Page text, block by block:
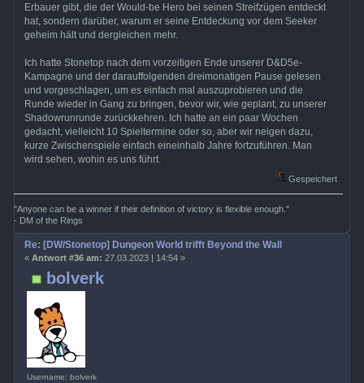
Erbauer gibt, die der Would-be Hero bei seinen Streifzügen entdeckt
hat, sondern darüber, warum er seine Entdeckung vor dem Seeker
geheim hält und dergleichen mehr.
Ich hatte Stonetop nach dem vorzeitigen Ende unserer D&D5e-
Kampagne und der darauffolgenden dreimonatigen Pause gelesen
und vorgeschlagen, um es einfach mal auszuprobieren und die
Runde wieder in Gang zu bringen, bevor wir, wie geplant, zu unserer
Shadowrunrunde zurückkehren. Ich hatte an ein paar Wochen
gedacht, vielleicht 10 Spieltermine oder so, aber wir neigen dazu,
kurze Zwischenspiele einfach eineinhalb Jahre fortzuführen. Man
wird sehen, wohin es uns führt.
Gespeichert
"Anyone can be a winner if their definition of victory is flexible enough."
- DM of the Rings
bolverk
Username: bolverk
Re: [DW/Stonetop] Dungeon World trifft Beyond the Wall
« Antwort #36 am: 27.03.2023 | 14:54 »